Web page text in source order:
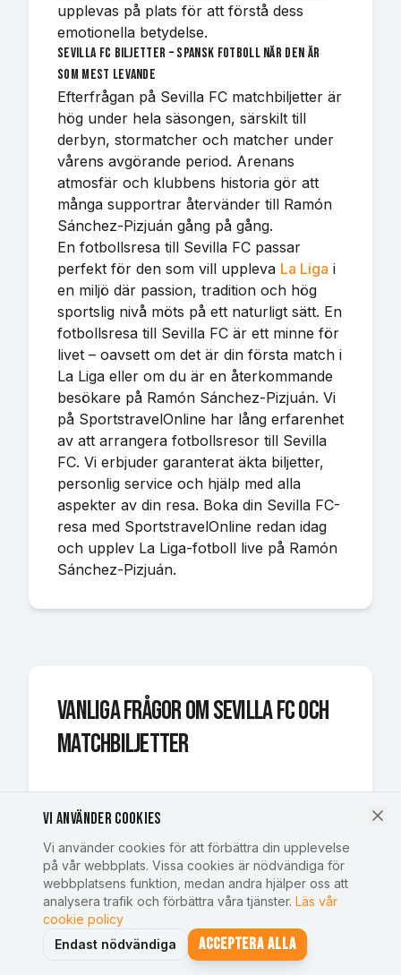
upplevas på plats för att förstå dess
emotionella betydelse.
Sevilla FC biljetter – spansk fotboll när den är
som mest levande
Efterfrågan på Sevilla FC matchbiljetter är
hög under hela säsongen, särskilt till
derbyn, stormatcher och matcher under
vårens avgörande period. Arenans
atmosfär och klubbens historia gör att
många supportrar återvänder till Ramón
Sánchez-Pizjuán gång på gång.
En fotbollsresa till Sevilla FC passar
perfekt för den som vill uppleva La Liga i
en miljö där passion, tradition och hög
sportslig nivå möts på ett naturligt sätt. En
fotbollsresa till Sevilla FC är ett minne för
livet – oavsett om det är din första match i
La Liga eller om du är en återkommande
besökare på Ramón Sánchez-Pizjuán. Vi
på SportstravelOnline har lång erfarenhet
av att arrangera fotbollsresor till Sevilla
FC. Vi erbjuder garanterat äkta biljetter,
personlig service och hjälp med alla
aspekter av din resa. Boka din Sevilla FC-
resa med SportstravelOnline redan idag
och upplev La Liga-fotboll live på Ramón
Sánchez-Pizjuán.
Vanliga frågor om Sevilla FC och
matchbiljetter
matcher i Sevilla?
Du bokar biljetter till Sevilla FC online via
SportstravelOnline genom att välja den
match du vill se och slutföra bokningen.
Vi erbjuder biljetter till samtliga Sevilla
FC:s hemmamatcher på Estadio Ramón
Vi använder cookies
Vi använder cookies för att förbättra din upplevelse
på vår webbplats. Vissa cookies är nödvändiga för
webbplatsens funktion, medan andra hjälper oss att
analysera trafik och förbättra våra tjänster. Läs vår
cookie policy
Endast nödvändiga
Acceptera alla